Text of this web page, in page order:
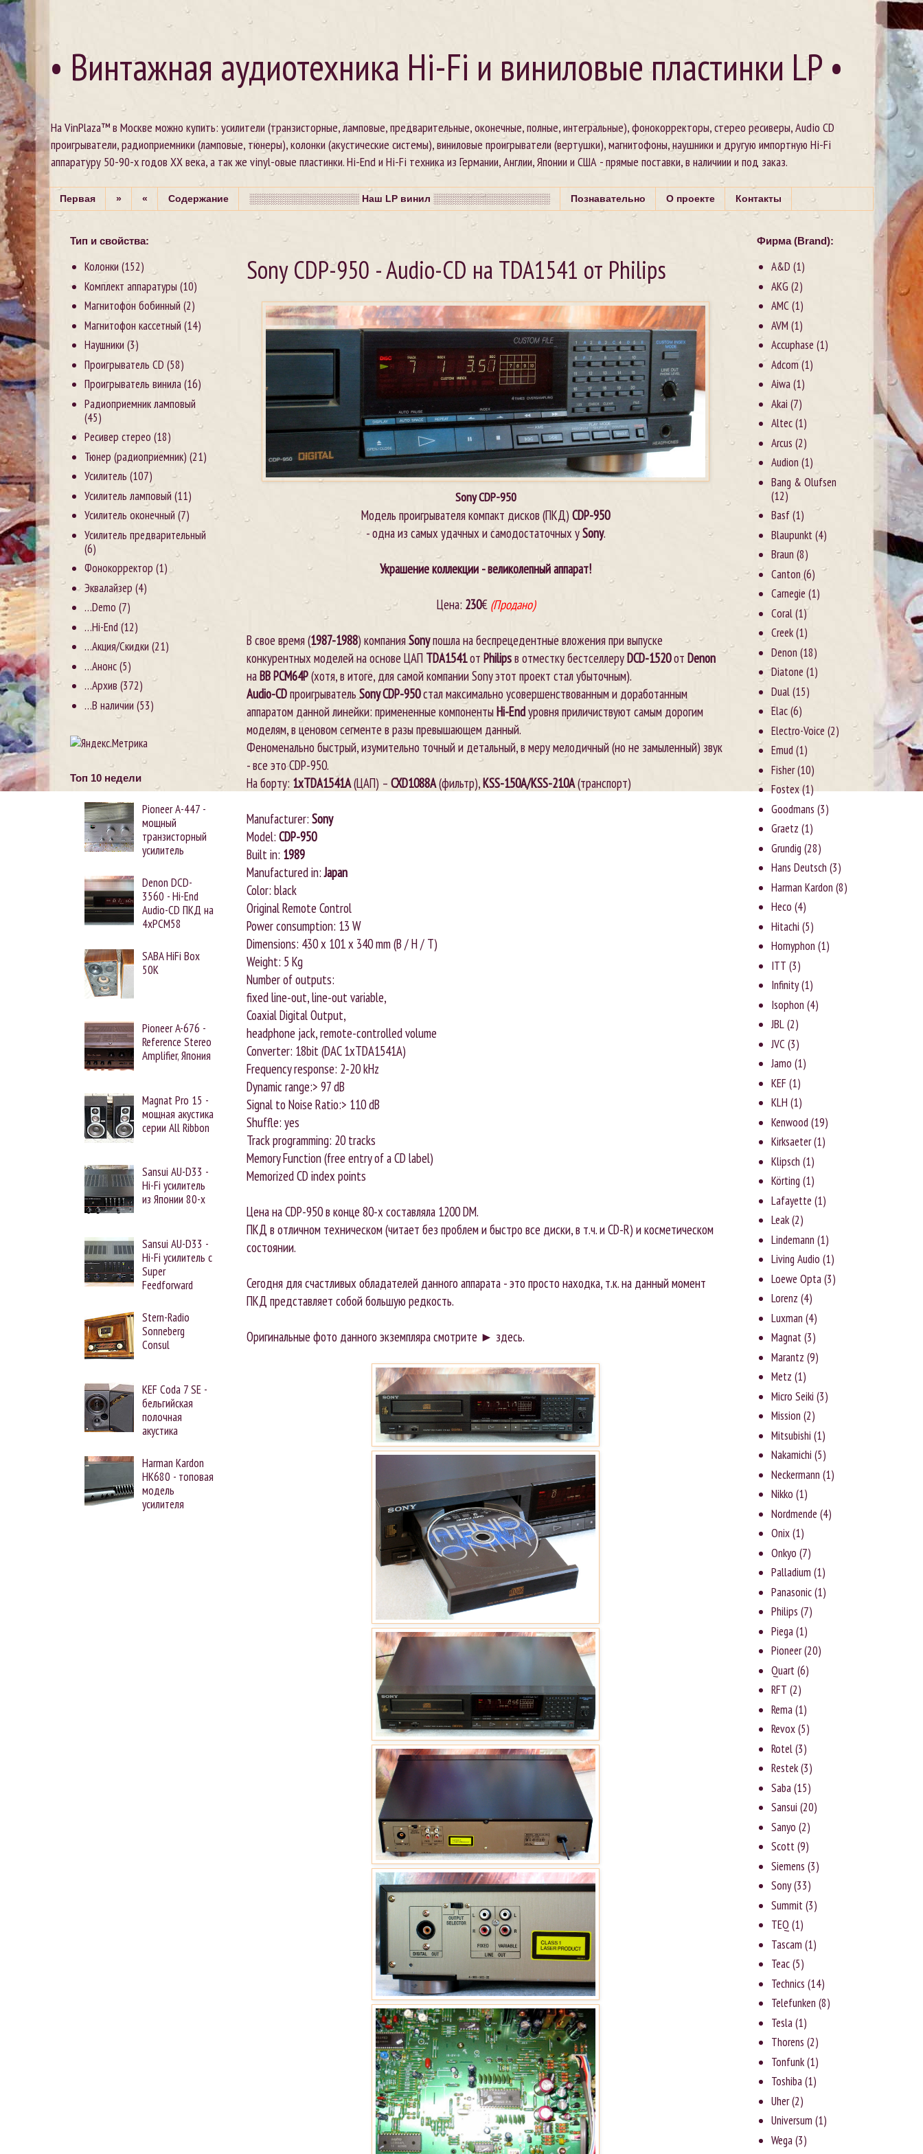
• Винтажная аудиотехника Hi-Fi и виниловые пластинки LP •
На VinPlaza™ в Москве можно купить: усилители (транзисторные, ламповые, предварительные, оконечные, полные, интегральные), фонокорректоры, стерео ресиверы, Audio CD
проигрыватели, радиоприемники (ламповые, тюнеры), колонки (акустические системы), виниловые проигрыватели (вертушки), магнитофоны, наушники и другую импортную Hi-Fi
аппаратуру 50-90-х годов XX века, а так же vinyl-овые пластинки. Hi-End и Hi-Fi техника из Германии, Англии, Японии и США - прямые поставки, в наличиии и под заказ.
Первая » « Содержание ░░░░░░░░░░░░░░░░ Наш LP винил ░░░░░░░░░░░░░░░░░ Познавательно О проекте Контакты
Sony CDP-950 - Audio-CD на TDA1541 от Philips
SonyCDP-950
Модель проигрывателя компакт дисков (ПКД) CDP-950
- одна из самых удачных и самодостаточных уSony.
Украшение коллекции - великолепный аппарат!
Цена: 230€ (Продано)
В свое время (1987-1988) компанияSonyпошла на беспрецедентные вложения при выпуске
конкурентных моделей на основе ЦАП TDA1541от Philipsв отместку бестселлеруDCD-1520от Denon
наВВ PCM64P(хотя, в итоге, для самой компании Sony этот проект стал убыточным).
Audio-CDпроигрывательSony CDP-950стал максимально усовершенствованным и доработанным
аппаратом данной линейки: примененные компонентыHi-Endуровня приличиствуют самым дорогим
моделям, в ценовом сегменте в разы превышающем данный.
Феноменально быстрый, изумительно точный и детальный, в меру мелодичный (но не замыленный) звук
- все это CDP-950.
На борту: 1xTDA1541A(ЦАП) – CXD1088A(фильтр),KSS-150A/KSS-210A(транспорт)
Manufacturer: Sony
Model: CDP-950
Built in: 1989
Manufactured in:Japan
Color: black
Original Remote Control
Power consumption: 13 W
Dimensions: 430 x 101 x 340 mm (B / H / T)
Weight: 5 Kg
Number of outputs:
fixed line-out, line-out variable,
Coaxial Digital Output,
headphone jack, remote-controlled volume
Converter: 18bit (DAC 1xTDA1541A)
Frequency response: 2-20 kHz
Dynamic range:> 97 dB
Signal to Noise Ratio:> 110 dB
Shuffle: yes
Track programming: 20 tracks
Memory Function (free entry of a CD label)
Memorized CD index points
Цена на CDP-950 в конце 80-х составляла 1200 DM.
ПКД в отличном техническом (читает без проблем и быстро все диски, в т.ч. и CD-R) и косметическом
состоянии.
Сегодня для счастливых обладателей данного аппарата - это просто находка, т.к. на данный момент
ПКД представляет собой большую редкость.
Оригинальные фото данного экземпляра смотрите ► здесь.
Тип и свойства:
Колонки (152)
Комплект аппаратуры (10)
Магнитофон бобинный (2)
Магнитофон кассетный (14)
Наушники (3)
Проигрыватель CD (58)
Проигрыватель винила(16)
Радиоприемник ламповый
(45)
Ресивер стерео (18)
Тюнер (радиоприемник) (21)
Усилитель (107)
Усилитель ламповый (11)
Усилитель оконечный (7)
Усилитель предварительный
(6)
Фонокорректор (1)
Эквалайзер (4)
…Demo (7)
…Hi-End(12)
…Акция/Скидки (21)
…Анонс(5)
…Архив (372)
…В наличии (53)
Топ 10 недели
Pioneer А-447 -
мощный
транзисторный
усилитель
Denon DCD-
3560 - Hi-End
Audio-CD ПКД на
4xPCM58
SABA HiFi Box
50K
Pioneer A-676 -
Reference Stereo
Amplifier, Япония
Magnat Pro 15 -
мощная акустика
серии All Ribbon
Sansui AU-D33 -
Hi-Fi усилитель
из Японии 80-х
Sansui AU-D33 -
Hi-Fi усилитель с
Super
Feedforward
Stern-Radio
Sonneberg
Consul
KEF Coda 7 SE -
бельгийская
полочная
акустика
Harman Kardon
HK680 - топовая
модель
усилителя
Фирма (Brand):
A&D (1)
AKG (2)
AMC (1)
AVM (1)
Accuphase (1)
Adcom(1)
Aiwa(1)
Akai (7)
Altec(1)
Arcus (2)
Audion (1)
Bang & Olufsen
(12)
Basf(1)
Blaupunkt(4)
Braun (8)
Canton (6)
Carnegie (1)
Coral(1)
Creek(1)
Denon (18)
Diatone (1)
Dual(15)
Elac(6)
Electro-Voice (2)
Emud(1)
Fisher(10)
Fostex(1)
Goodmans (3)
Graetz (1)
Grundig (28)
Hans Deutsch (3)
Harman Kardon (8)
Heco (4)
Hitachi (5)
Hornyphon (1)
ITT (3)
Infinity(1)
Isophon (4)
JBL(2)
JVC(3)
Jаmо (1)
KEF (1)
KLH (1)
Kenwood(19)
Kirksaeter(1)
Klipsch (1)
Körting (1)
Lafayette (1)
Leak(2)
Lindemann (1)
Living Audio (1)
Loewe Opta(3)
Lorenz (4)
Luxman (4)
Magnat(3)
Marantz (9)
Metz (1)
Micro Seiki (3)
Mission (2)
Mitsubishi (1)
Nakamichi (5)
Neckermann (1)
Nikko (1)
Nordmende (4)
Onix(1)
Onkyo (7)
Palladium (1)
Panasonic(1)
Philips (7)
Piega(1)
Pioneer(20)
Quart(6)
RFT (2)
Rema(1)
Revox(5)
Rotel(3)
Rеstеk(3)
Saba(15)
Sansui (20)
Sanyо (2)
Scott(9)
Siemens (3)
Sony(33)
Summit(3)
TEQ (1)
Tascam (1)
Teac(5)
Technics (14)
Telefunken (8)
Tesla(1)
Thorens (2)
Tonfunk(1)
Toshiba(1)
Uher(2)
Universum (1)
Wega(3)